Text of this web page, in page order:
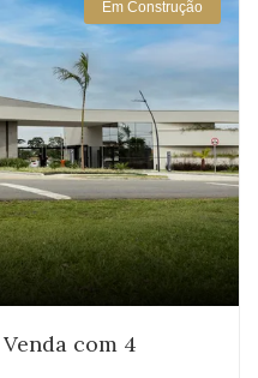
Em Construção
com 4